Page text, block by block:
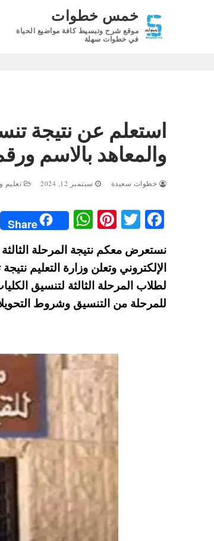
خمس خطوات
موقع شرح وتبسيط كافة مواضيع الحياة
في خطوات سهلة
والمعاهد بالاسم
خطوات سعيدة سبتمبر 12, 2024 تعليم
Fa
bo
ok
T
wi
tte
r
Pi
er
es
t
W
ha
ts
A
pp
Share
الإلكتروني وتعلن وزارة التعليم
للمرحلة من التنسيق وشروط